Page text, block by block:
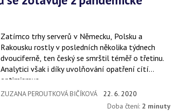
Zatímco trhy serverů v Německu, Polsku a
Rakousku rostly v posledních několika týdnech
dvouciferně, ten český se smrštil téměř o třetinu.
Analytici však i díky uvolňování opatření cítí
optimismus.
ZUZANA PEROUTKOVÁ BIČÍKOVÁ
22. 6. 2020
Doba čtení: 2 minuty